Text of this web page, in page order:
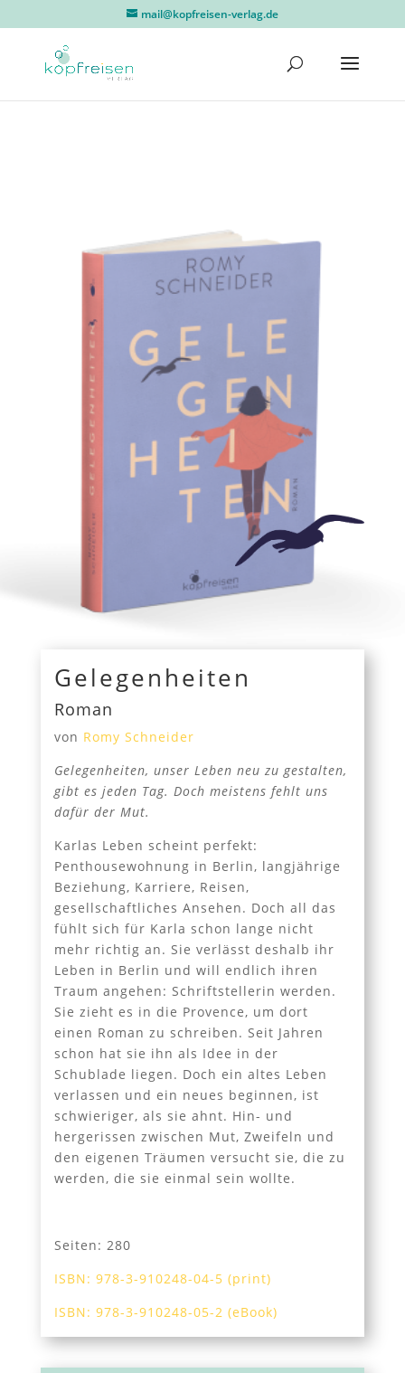
mail@kopfreisen-verlag.de
Gelegenheiten
Roman
von Romy Schneider
Gelegenheiten, unser Leben neu zu gestalten,
gibt es jeden Tag. Doch meistens fehlt uns
dafür der Mut.
Karlas Leben scheint perfekt:
Penthousewohnung in Berlin, langjährige
Beziehung, Karriere, Reisen,
gesellschaftliches Ansehen. Doch all das
fühlt sich für Karla schon lange nicht
mehr richtig an. Sie verlässt deshalb ihr
Leben in Berlin und will endlich ihren
Traum angehen: Schriftstellerin werden.
Sie zieht es in die Provence, um dort
einen Roman zu schreiben. Seit Jahren
schon hat sie ihn als Idee in der
Schublade liegen. Doch ein altes Leben
verlassen und ein neues beginnen, ist
schwieriger, als sie ahnt. Hin- und
hergerissen zwischen Mut, Zweifeln und
den eigenen Träumen versucht sie, die zu
werden, die sie einmal sein wollte.
Seiten: 280
ISBN: 978-3-910248-04-5 (print)
ISBN: 978-3-910248-05-2 (eBook)